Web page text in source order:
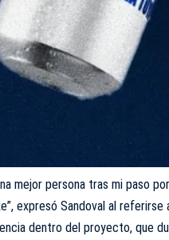
mejor persona tras mi paso
expresó Sandoval al referirse
dentro del proyecto, que